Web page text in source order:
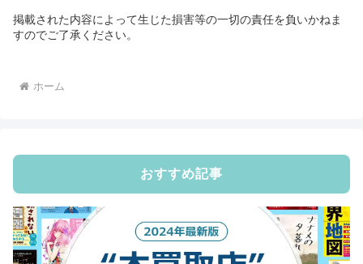
掲載された内容によって生じた損害等の一切の責任を負いかねま
すのでご了承ください。
ホーム
おすすめ記事